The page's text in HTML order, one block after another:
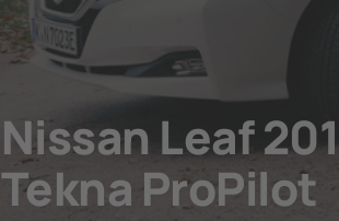
Nissan Leaf
Tekna ProPilot